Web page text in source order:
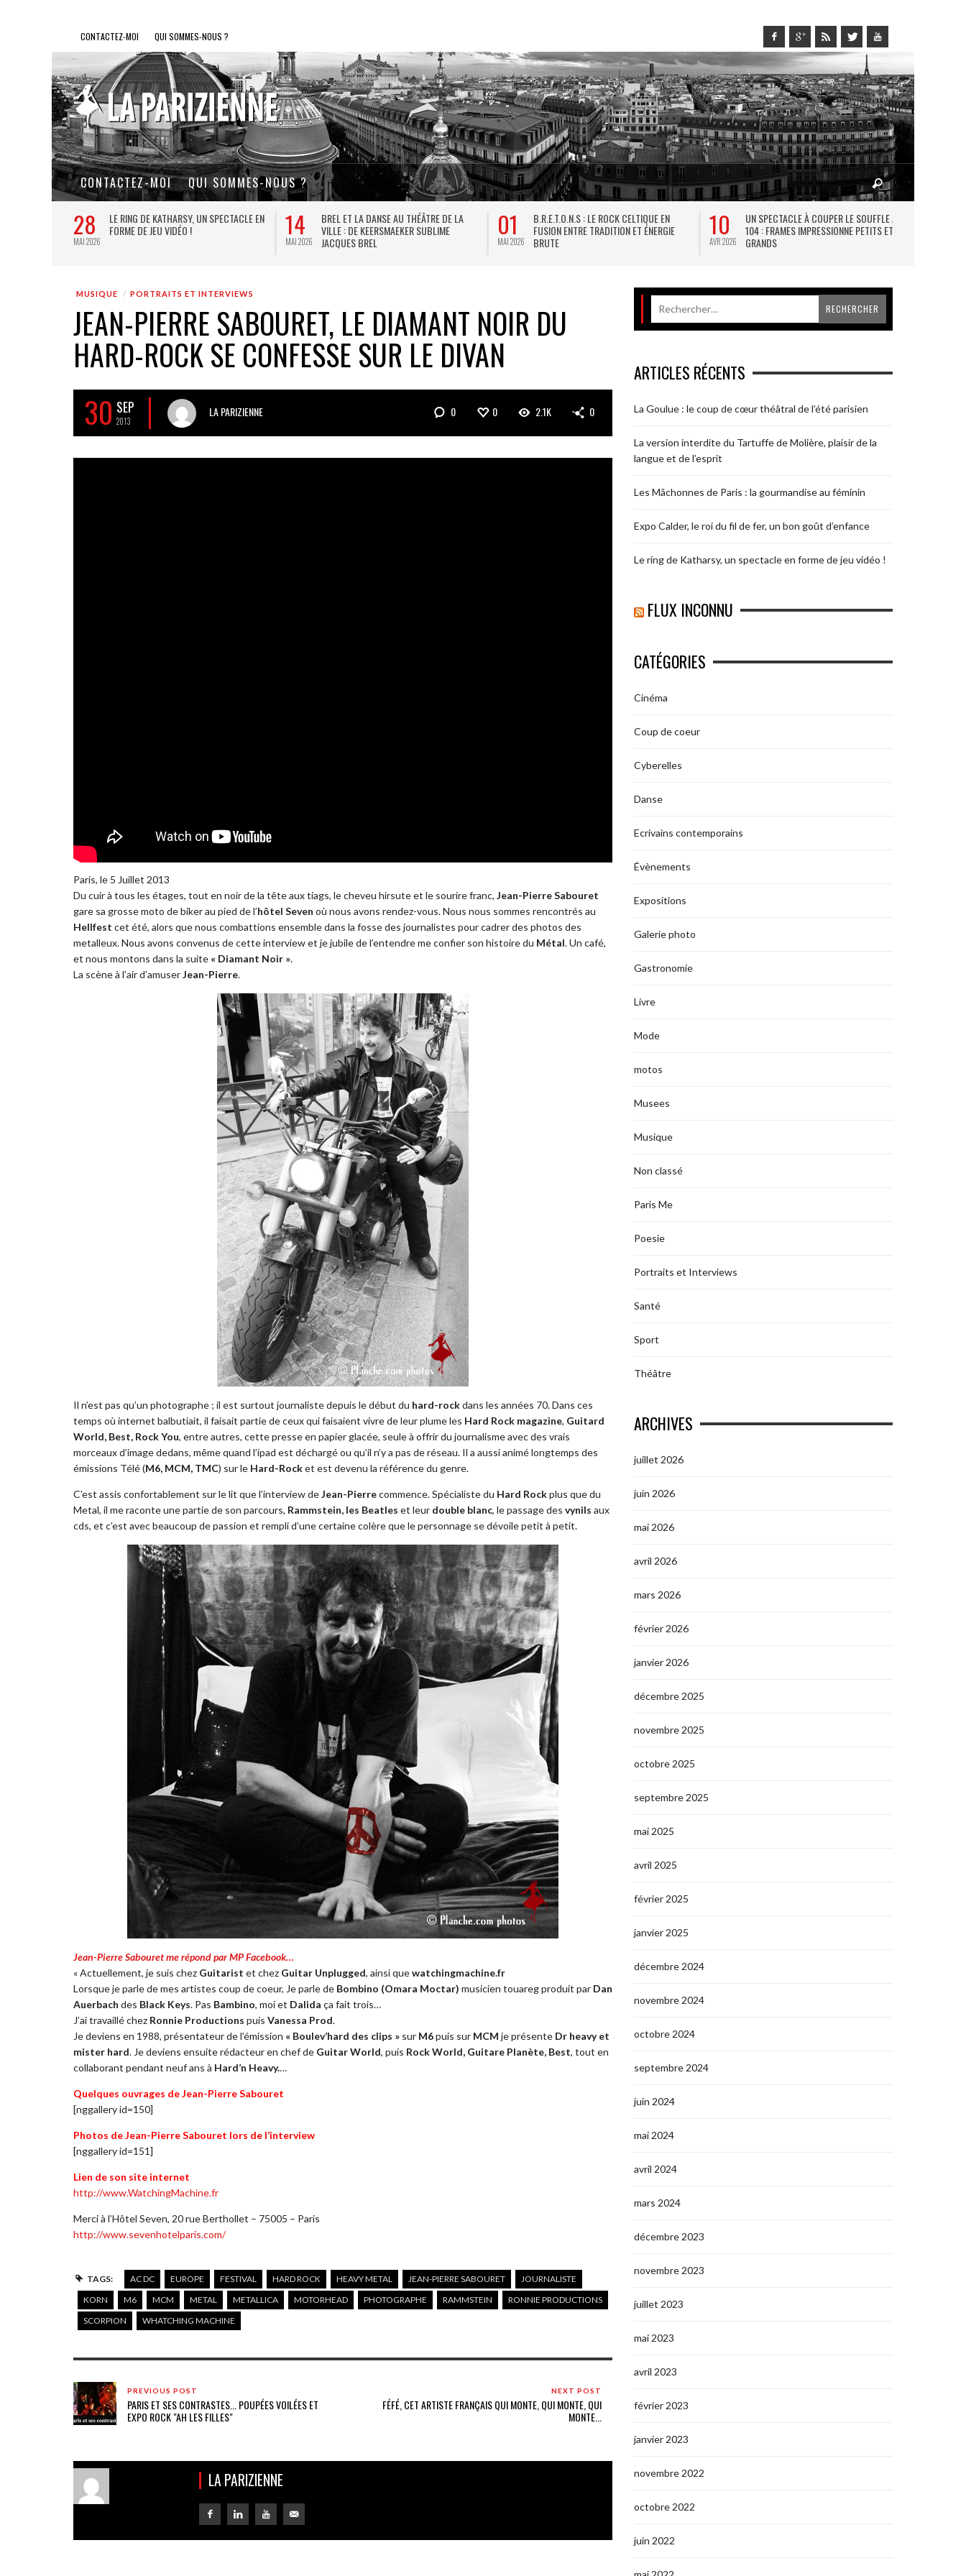
CONTACTEZ-MOI QUI SOMMES-NOUS ?
CONTACTEZ-MOI QUI SOMMES-NOUS ?
28
MAI 2026
LE RING DE KATHARSY, UN SPECTACLE EN
FORME DE JEU VIDÉO !
14
MAI 2026
BREL ET LA DANSE AU THÉÂTRE DE LA
VILLE : DE KEERSMAEKER SUBLIME
JACQUES BREL
01
MAI 2026
B.R.E.T.O.N.S : LE ROCK CELTIQUE EN
FUSION ENTRE TRADITION ET ÉNERGIE
BRUTE
10
AVR 2026
UN SPECTACLE À COUPER LE SOUFFLE AU
104 : FRAMES IMPRESSIONNE PETITS ET
GRANDS
MUSIQUE PORTRAITS ET INTERVIEWS
JEAN-PIERRE SABOURET, LE DIAMANT NOIR DU
HARD-ROCK SE CONFESSE SUR LE DIVAN
30 SEP
2013
LA PARIZIENNE 0 0 2.1K 0
Paris, le 5 Juillet 2013
Du cuir à tous les étages, tout en noir de la tête aux tiags, le cheveu hirsute et le sourire franc, Jean-Pierre Sabouret
gare sa grosse moto de biker au pied de l’hôtel Seven où nous avons rendez-vous. Nous nous sommes rencontrés au
Hellfest cet été, alors que nous combattions ensemble dans la fosse des journalistes pour cadrer des photos des
metalleux. Nous avons convenus de cette interview et je jubile de l’entendre me confier son histoire du Métal. Un café,
et nous montons dans la suite « Diamant Noir ».
La scène à l’air d’amuserJean-Pierre.
Il n’est pas qu’un photographe ; il est surtout journaliste depuis le début du hard-rockdans les années 70. Dans ces
temps où internet balbutiait, il faisait partie de ceux qui faisaient vivre de leur plume les Hard Rock magazine, Guitard
World, Best, Rock You, entre autres, cette presse en papier glacée, seule à offrir du journalisme avec des vrais
morceaux d’image dedans, même quand l’ipad est déchargé ou qu’il n’y a pas de réseau. Il a aussi animé longtemps des
émissions Télé (M6, MCM, TMC) sur le Hard-Rocket est devenu la référence du genre.
C’est assis confortablement sur le lit que l’interview deJean-Pierrecommence. Spécialiste du Hard Rockplus que du
Metal, il me raconte une partie de son parcours, Rammstein, les Beatles et leur double blanc, le passage des vynils aux
cds, et c’est avec beaucoup de passion et rempli d’une certaine colère que le personnage se dévoile petit à petit.
Jean-Pierre Sabouret me répond par MP Facebook…
« Actuellement, je suis chez Guitarist et chez Guitar Unplugged, ainsi quewatchingmachine.fr
Lorsque je parle de mes artistes coup de coeur, Je parle de Bombino (Omara Moctar) musicien touareg produit par Dan
Auerbach des Black Keys. Pas Bambino, moi et Dalida ça fait trois…
J’ai travaillé chez Ronnie Productions puis Vanessa Prod.
Je deviens en 1988, présentateur de l’émission « Boulev’hard des clips » sur M6puis sur MCM je présente Dr heavy et
mister hard. Je deviens ensuite rédacteur en chef de Guitar World, puis Rock World, Guitare Planète, Best, tout en
collaborant pendant neuf ans à Hard’n Heavy.…
Quelques ouvrages de Jean-Pierre Sabouret
[nggallery id=150]
Photos de Jean-Pierre Sabouret lors de l’interview
[nggallery id=151]
Lien de son site internet
http://www.WatchingMachine.fr
Merci à l’Hôtel Seven, 20 rue Berthollet – 75005 – Paris
http://www.sevenhotelparis.com/
TAGS: AC DC EUROPE FESTIVAL HARD ROCK HEAVY METAL JEAN-PIERRE SABOURET
JOURNALISTE
KORN
M6 MCM METAL METALLICA MOTORHEAD PHOTOGRAPHE RAMMSTEIN
RONNIE PRODUCTIONS
SCORPION
WHATCHING MACHINE
PREVIOUS POST
PARIS ET SES CONTRASTES... POUPÉES VOILÉES ET
EXPO ROCK "AH LES FILLES"
NEXT POST
FÉFÉ, CET ARTISTE FRANÇAIS QUI MONTE, QUI MONTE, QUI
MONTE...
LA PARIZIENNE
ARTICLES RÉCENTS
La Goulue : le coup de cœur théâtral de l’été parisien
La version interdite du Tartuffe de Molière, plaisir de la
langue et de l’esprit
Les Mâchonnes de Paris : la gourmandise au féminin
Expo Calder, le roi du fil de fer, un bon goût d’enfance
Le ring de Katharsy, un spectacle en forme de jeu vidéo !
FLUX INCONNU
CATÉGORIES
Cinéma
Coup de coeur
Cyberelles
Danse
Ecrivains contemporains
Évènements
Expositions
Galerie photo
Gastronomie
Livre
Mode
motos
Musees
Musique
Non classé
Paris Me
Poesie
Portraits et Interviews
Santé
Sport
Théâtre
ARCHIVES
juillet 2026
juin 2026
mai 2026
avril 2026
mars 2026
février 2026
janvier 2026
décembre 2025
novembre 2025
octobre 2025
septembre 2025
mai 2025
avril 2025
février 2025
janvier 2025
décembre 2024
novembre 2024
octobre 2024
septembre 2024
juin 2024
mai 2024
avril 2024
mars 2024
décembre 2023
novembre 2023
juillet 2023
mai 2023
avril 2023
février 2023
janvier 2023
novembre 2022
octobre 2022
juin 2022